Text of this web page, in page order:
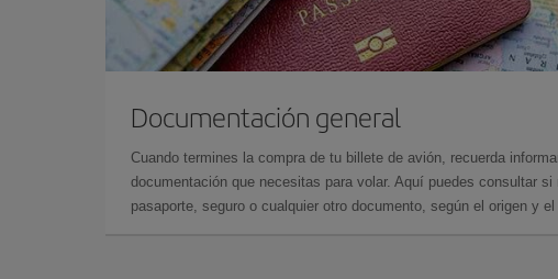
Documentación general
Cuando termines la compra de tu billete de avión, recuerda
documentación que necesitas para volar. Aquí puedes consultar si
pasaporte, seguro o cualquier otro documento, según el origen y